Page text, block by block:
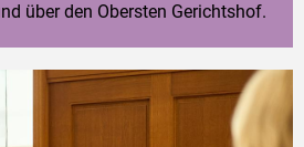
über den Obersten Gerichtshof.